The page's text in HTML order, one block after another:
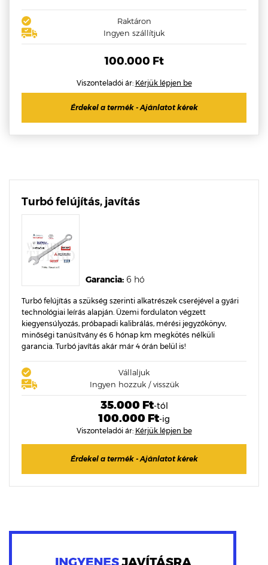
Raktáron
Ingyen szállítjuk
100.000 Ft
Viszonteladói ár: Kérjük lépjen be
Érdekel a termék - Ajánlatot kérek
Turbó felújítás, javítás
Garancia: 6 hó
Turbó felújítás a szükség szerinti alkatrészek cseréjével a gyári
technológiai leírás alapján. Üzemi fordulaton végzett
kiegyensúlyozás, próbapadi kalibrálás, mérési jegyzőkönyv,
minőségi tanúsítvány és 6 hónap km megkötés nélküli
garancia. Turbó javítás akár már 4 órán belül is!
Vállaljuk
Ingyen hozzuk / visszük
35.000 Ft-tól
100.000 Ft-ig
Viszonteladói ár: Kérjük lépjen be
Érdekel a termék - Ajánlatot kérek